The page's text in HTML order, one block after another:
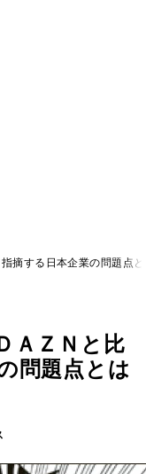
摘する日本企業の問題点
ＡＺＮと比
問題点とは